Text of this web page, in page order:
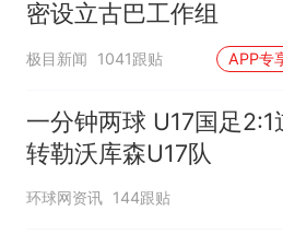
密设立古巴工作组
极目新闻 1041跟贴 APP专
一分钟两球 U17国足2:1
转勒沃库森U17队
环球网资讯 144跟贴